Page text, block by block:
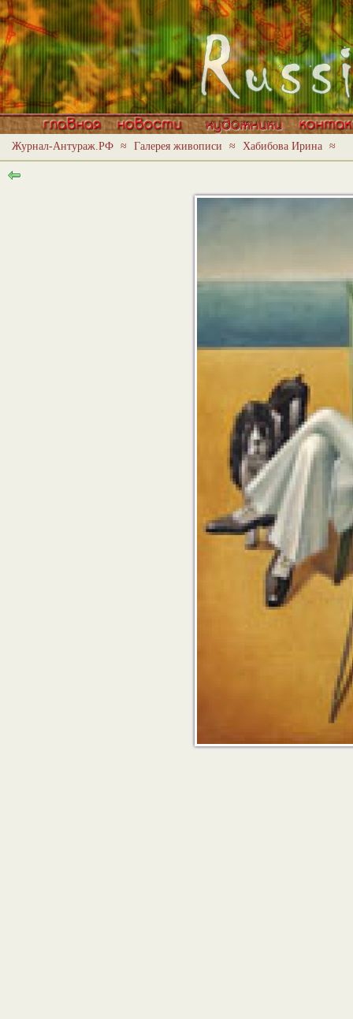
Журнал-Антураж.РФ ≈ Галерея живописи ≈ Хабибова Ирина ≈